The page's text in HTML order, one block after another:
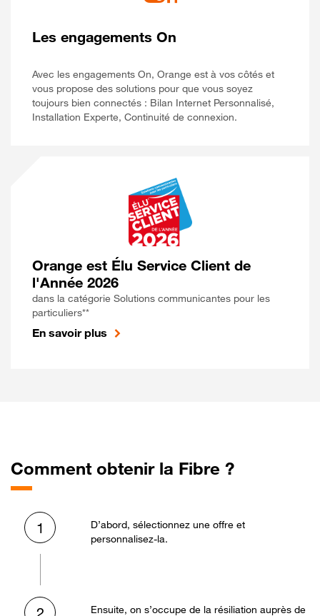
Les engagements On
Avec les engagements On, Orange est à vos côtés et
vous propose des solutions pour que vous soyez
toujours bien connectés : Bilan Internet Personnalisé,
Installation Experte, Continuité de connexion.
Orange est Élu Service Client de
l'Année 2026
dans la catégorie Solutions communicantes pour les
particuliers**
En savoir plus
Comment obtenir la Fibre ?
1
D’abord, sélectionnez une offre et
personnalisez-la.
Ensuite, on s’occupe de la résiliation auprès de